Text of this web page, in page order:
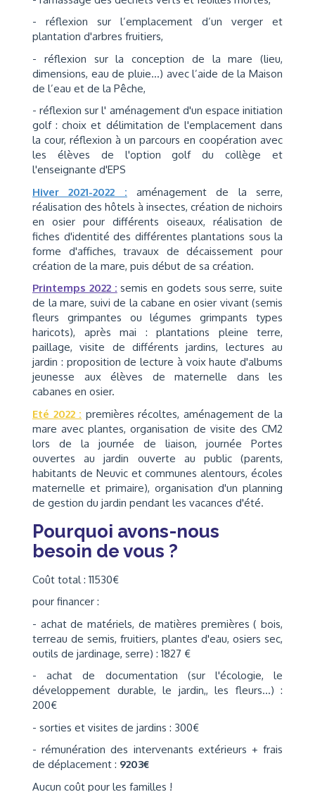
- réflexion sur l’emplacement d’un verger et
plantation d'arbres fruitiers,
- réflexion sur la conception de la mare (lieu,
dimensions, eau de pluie…) avec l’aide de la Maison
de l’eau et de la Pêche,
- réflexion sur l' aménagement d'un espace initiation
golf : choix et délimitation de l'emplacement dans
la cour, réflexion à un parcours en coopération avec
les élèves de l'option golf du collège et
l'enseignante d'EPS
Hiver 2021-2022 : aménagement de la serre,
réalisation des hôtels à insectes, création de nichoirs
en osier pour différents oiseaux, réalisation de
fiches d'identité des différentes plantations sous la
forme d'affiches, travaux de décaissement pour
création de la mare, puis début de sa création.
Printemps 2022 : semis en godets sous serre, suite
de la mare, suivi de la cabane en osier vivant (semis
fleurs grimpantes ou légumes grimpants types
haricots), après mai : plantations pleine terre,
paillage, visite de différents jardins, lectures au
jardin : proposition de lecture à voix haute d'albums
jeunesse aux élèves de maternelle dans les
cabanes en osier.
Eté 2022 : premières récoltes, aménagement de la
mare avec plantes, organisation de visite des CM2
lors de la journée de liaison, journée Portes
ouvertes au jardin ouverte au public (parents,
habitants de Neuvic et communes alentours, écoles
maternelle et primaire), organisation d'un planning
de gestion du jardin pendant les vacances d'été.
Pourquoi avons-nous
besoin de vous ?
Coût total : 11530€
pour financer :
- achat de matériels, de matières premières ( bois,
terreau de semis, fruitiers, plantes d'eau, osiers sec,
outils de jardinage, serre) : 1827 €
- achat de documentation (sur l'écologie, le
développement durable, le jardin,, les fleurs...) :
200€
- sorties et visites de jardins : 300€
- rémunération des intervenants extérieurs + frais
de déplacement : 9203€
Aucun coût pour les familles !